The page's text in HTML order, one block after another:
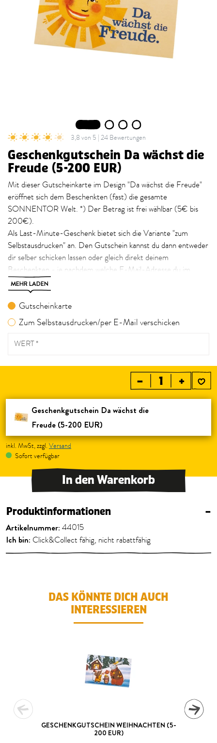
2 3 4
3,8 von 5 | 24 Bewertungen
Geschenkgutschein Da wächst die
Freude (5-200 EUR)
Mit dieser Gutscheinkarte im Design "Da wächst die Freude"
eröffnet sich dem Beschenkten (fast) die gesamte
SONNENTOR Welt. *) Der Betrag ist frei wählbar (5€ bis
200€).
Als Last-Minute-Geschenk bietet sich die Variante "zum
Selbstausdrucken" an. Den Gutschein kannst du dann entweder
dir selber schicken lassen oder gleich direkt deinem
Beschenkten - je nachdem welche E-Mail-Adresse du im
nachfolgenden Formular bei "E-Mail Adresse des Empfängers"
eingibst. Bitte beachte, dass pro Bestellung max. 25
Gutscheine zum Selbstausdrucken bestellt werden können.
Hier findest du Informationen zu den Einlösemöglichkeiten
MEHR LADEN
Gutscheinkarte
Zum Selbstausdrucken/per E-Mail verschicken
WERT *
– +
Geschenkgutschein Da wächst die
Freude (5-200 EUR)
inkl. MwSt, zzgl. Versand
Sofort verfügbar
In den Warenkorb
Produktinformationen –
Artikelnummer: 44015
Ich bin: Click&Collect fähig, nicht rabattfähig
DAS KÖNNTE DICH AUCH
INTERESSIEREN
GESCHENKGUTSCHEIN WEIHNACHTEN (5-
200 EUR)